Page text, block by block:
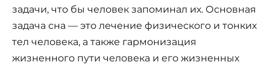
задачи, что бы человек запоминал их. Основная
задача сна — это лечение физического и тонких
тел человека, а также гармонизация
жизненного пути человека и его жизненных